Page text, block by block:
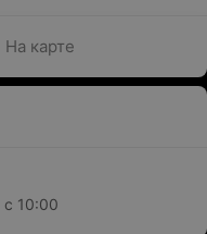
На карте
с 10:00